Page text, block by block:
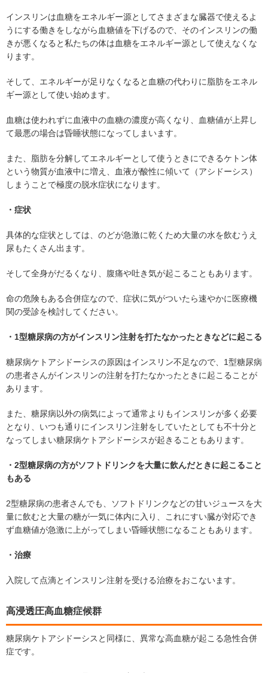
インスリンは血糖をエネルギー源としてさまざまな臓器で使えるよ
うにする働きをしながら血糖値を下げるので、そのインスリンの働
きが悪くなると私たちの体は血糖をエネルギー源として使えなくな
ります。
そして、エネルギーが足りなくなると血糖の代わりに脂肪をエネル
ギー源として使い始めます。
血糖は使われずに血液中の血糖の濃度が高くなり、血糖値が上昇し
て最悪の場合は昏睡状態になってしまいます。
また、脂肪を分解してエネルギーとして使うときにできるケトン体
という物質が血液中に増え、血液が酸性に傾いて（アシドーシス）
しまうことで極度の脱水症状になります。
・症状
具体的な症状としては、のどが急激に乾くため大量の水を飲むうえ
尿もたくさん出ます。
そして全身がだるくなり、腹痛や吐き気が起こることもあります。
命の危険もある合併症なので、症状に気がついたら速やかに医療機
関の受診を検討してください。
・1型糖尿病の方がインスリン注射を打たなかったときなどに起こる
糖尿病ケトアシドーシスの原因はインスリン不足なので、1型糖尿病
の患者さんがインスリンの注射を打たなかったときに起こることが
あります。
また、糖尿病以外の病気によって通常よりもインスリンが多く必要
となり、いつも通りにインスリン注射をしていたとしても不十分と
なってしまい糖尿病ケトアシドーシスが起きることもあります。
・2型糖尿病の方がソフトドリンクを大量に飲んだときに起こること
もある
2型糖尿病の患者さんでも、ソフトドリンクなどの甘いジュースを大
量に飲むと大量の糖が一気に体内に入り、これにすい臓が対応でき
ず血糖値が急激に上がってしまい昏睡状態になることもあります。
・治療
入院して点滴とインスリン注射を受ける治療をおこないます。
高浸透圧高血糖症候群
糖尿病ケトアシドーシスと同様に、異常な高血糖が起こる急性合併
症です。